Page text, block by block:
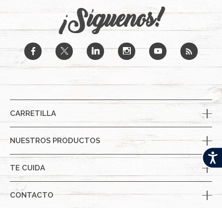
¡Síguenos!
b a j x r
CARRETILLA
NUESTROS PRODUCTOS
TE CUIDA
CONTACTO